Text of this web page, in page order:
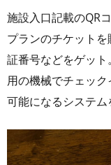
施設入口記載のQR
プランのチケット
証番号などをゲッ
用の機械でチェッ
可能になるシステム